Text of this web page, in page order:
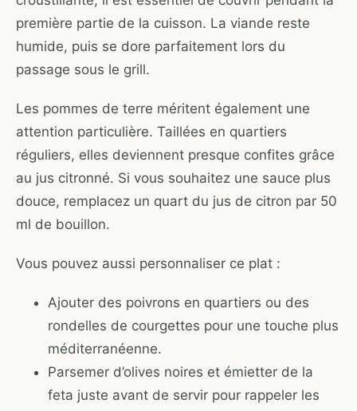
première partie de la cuisson. La viande reste
humide, puis se dore parfaitement lors du
passage sous le grill.
Les pommes de terre méritent également une
attention particulière. Taillées en quartiers
réguliers, elles deviennent presque confites grâce
au jus citronné. Si vous souhaitez une sauce plus
douce, remplacez un quart du jus de citron par 50
ml de bouillon.
Vous pouvez aussi personnaliser ce plat :
Ajouter des poivrons en quartiers ou des
rondelles de courgettes pour une touche plus
méditerranéenne.
Parsemer d’olives noires et émietter de la
feta juste avant de servir pour rappeler les